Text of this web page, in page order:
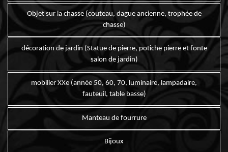
Objet sur la chasse (couteau, dague ancienne, trophée de
chasse)
décoration de jardin (Statue de pierre, potiche pierre et fonte
salon de jardin)
mobilier XXe (année 50, 60, 70, luminaire, lampadaire,
fauteuil, table basse)
Manteau de fourrure
Bijoux